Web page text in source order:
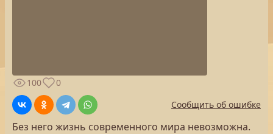
100
0
Сообщить об ошибке
Без него жизнь современного мира невозможна.